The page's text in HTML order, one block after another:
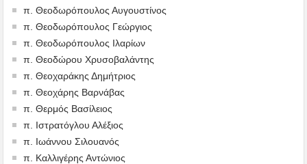
π. Θεοδωρόπουλος Αυγουστίνος
π. Θεοδωρόπουλος Γεώργιος
π. Θεοδωρόπουλος Ιλαρίων
π. Θεοδώρου Χρυσοβαλάντης
π. Θεοχαράκης Δημήτριος
π. Θεοχάρης Βαρνάβας
π. Θερμός Βασίλειος
π. Ιστρατόγλου Αλέξιος
π. Ιωάννου Σιλουανός
π. Καλλιγέρης Αντώνιος